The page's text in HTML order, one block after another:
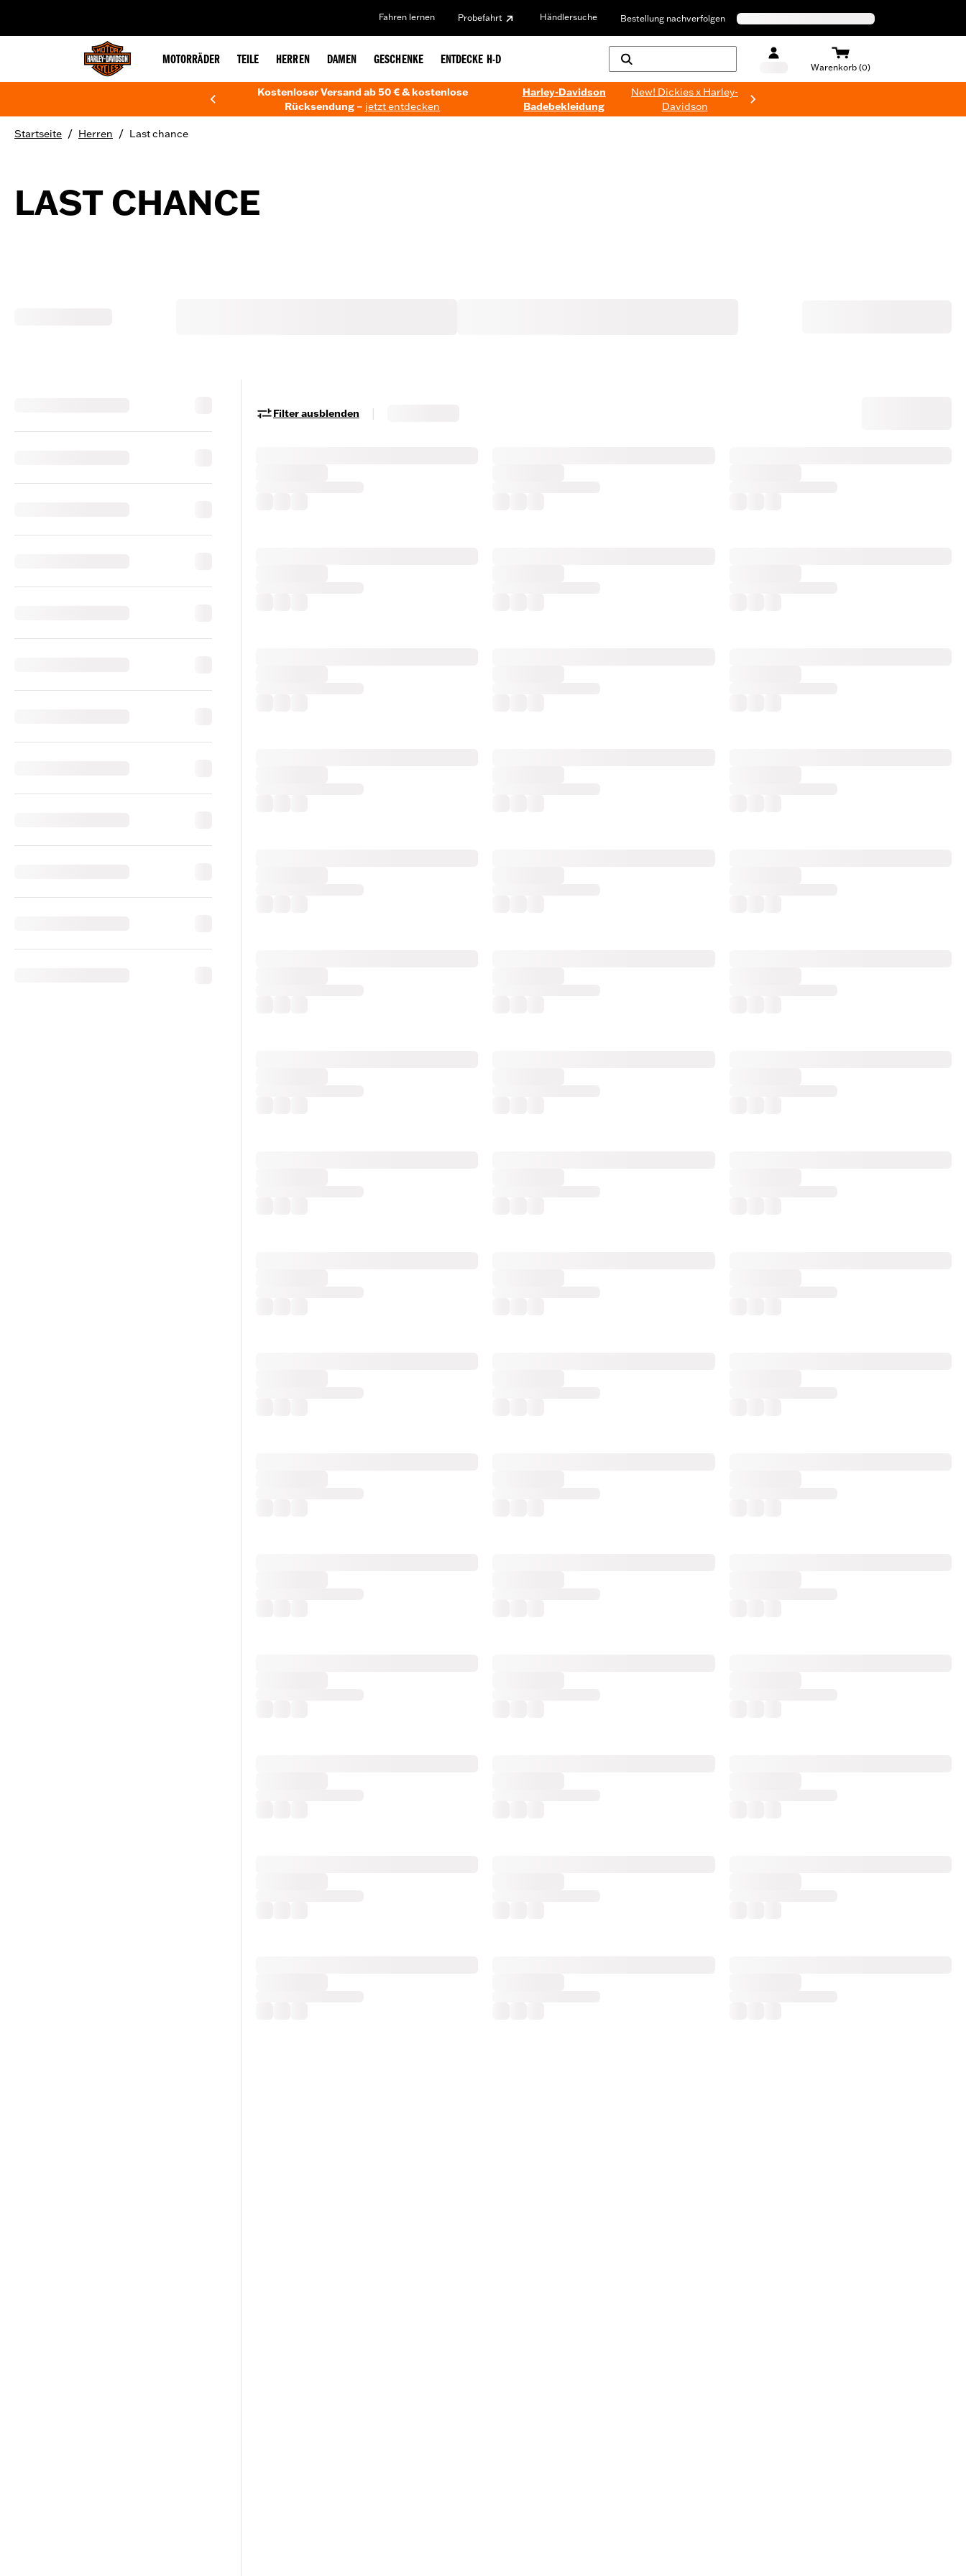
Fahren lernen Probefahrt Händlersuche Bestellung nachverfolgen
MOTORRÄDER TEILE HERREN DAMEN GESCHENKE ENTDECKE H-D
Warenkorb (0)
Kostenloser Versand ab 50 € & kostenlose
Rücksendung – jetzt entdecken
Harley-Davidson
Badebekleidung
New! Dickies x Harley-
Davidson
Startseite / Herren / Last chance
LAST CHANCE
Filter ausblenden